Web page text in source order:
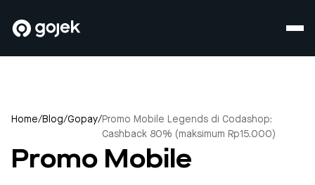
Home/Blog/Gopay/Promo Mobile Legends di Codashop:
Cashback 80% (maksimum Rp15.000)
Promo Mobile